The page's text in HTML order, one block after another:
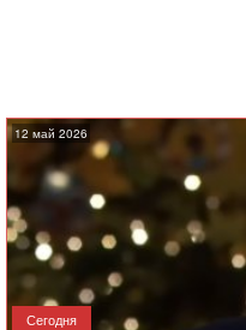
12 май 2026
Сегодня